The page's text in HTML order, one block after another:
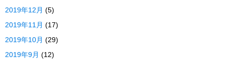
2019年12月 (5)
2019年11月 (17)
2019年10月 (29)
2019年9月 (12)